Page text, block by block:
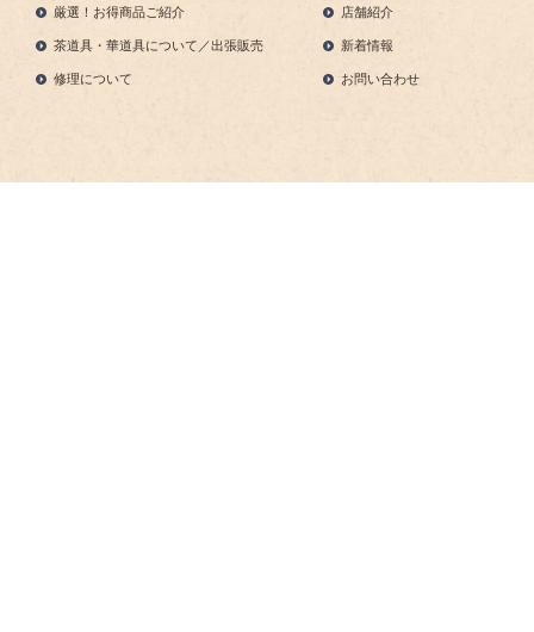
厳選！お得商品ご紹介
茶道具・華道具について／出張販売
修理について
店舗紹介
新着情報
お問い合わせ